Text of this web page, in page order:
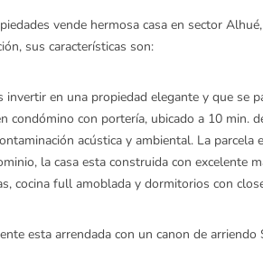
vende hermosa casa en sector
sus características son:
invertir en una propiedad elegante y que se
condómino con portería, ubicado a 10 min.
acústica y ambiental. La
la casa esta construida con excelente
cocina full amoblada y dormitorios con
esta arrendada con un canon de